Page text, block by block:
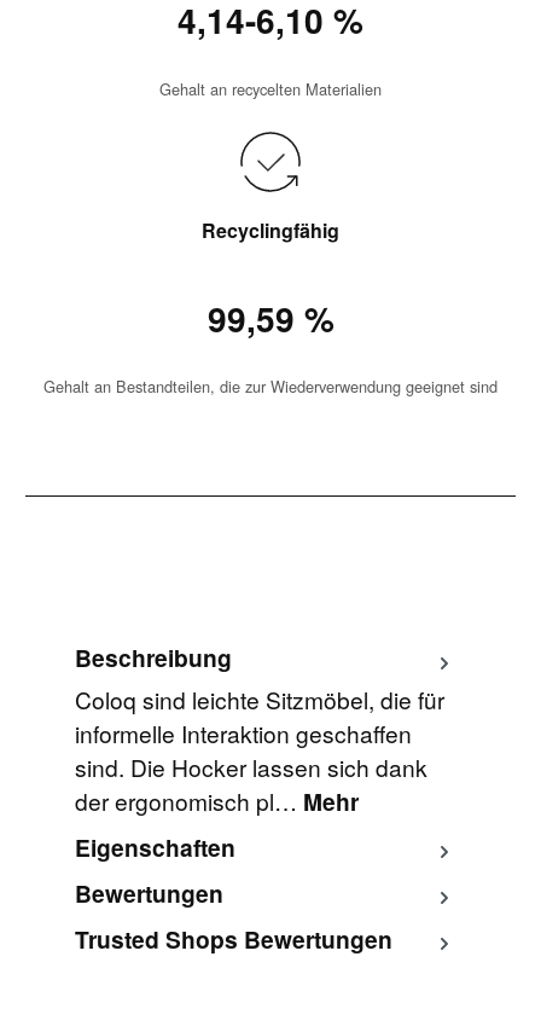
4,14-6,10 %
Gehalt an recycelten Materialien
Recyclingfähig
99,59 %
Gehalt an Bestandteilen, die zur Wiederverwendung geeignet sind
Beschreibung
Coloq sind leichte Sitzmöbel, die für
informelle Interaktion geschaffen
sind. Die Hocker lassen sich dank
der ergonomisch pl… Mehr
Eigenschaften
Bewertungen
Trusted Shops Bewertungen